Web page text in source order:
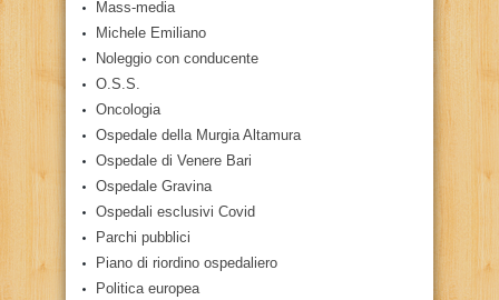
Mass-media
Michele Emiliano
Noleggio con conducente
O.S.S.
Oncologia
Ospedale della Murgia Altamura
Ospedale di Venere Bari
Ospedale Gravina
Ospedali esclusivi Covid
Parchi pubblici
Piano di riordino ospedaliero
Politica europea